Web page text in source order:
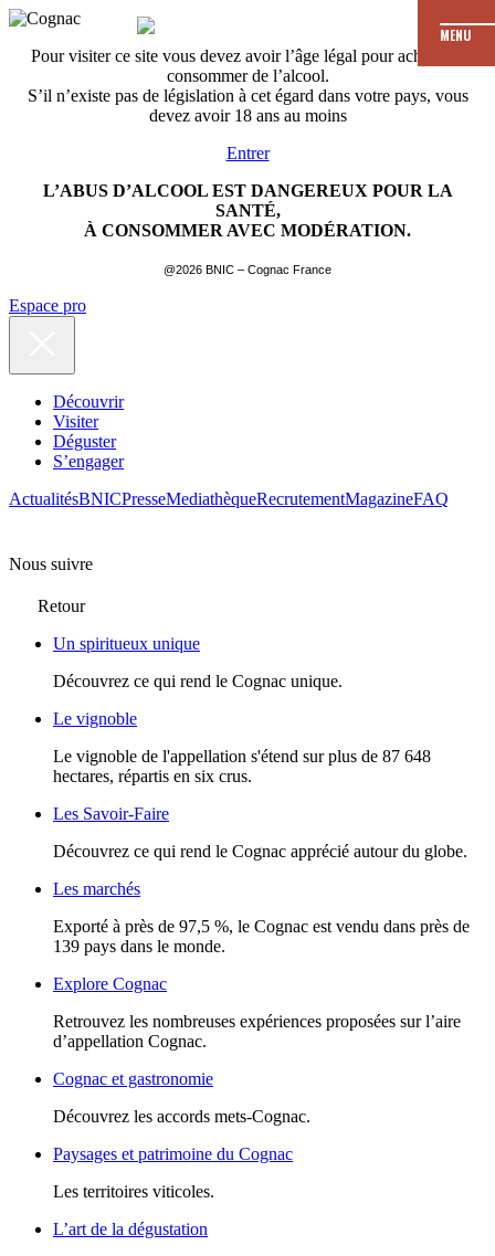
Pour visiter ce site vous devez avoir l’âge légal pour acheter et
consommer de l’alcool.
S’il n’existe pas de législation à cet égard dans votre pays, vous
devez avoir 18 ans au moins
Entrer
L’ABUS D’ALCOOL EST DANGEREUX POUR LA
SANTÉ,
À CONSOMMER AVEC MODÉRATION.
@2026 BNIC – Cognac France
MENU
Espace pro
Découvrir
Visiter
Déguster
S’engager
ActualitésBNICPresseMediathèqueRecrutementMagazineFAQ
Nous suivre
Retour
Un spiritueux unique
Découvrez ce qui rend le Cognac unique.
Le vignoble
Le vignoble de l'appellation s'étend sur plus de 87 648
hectares, répartis en six crus.
Les Savoir-Faire
Découvrez ce qui rend le Cognac apprécié autour du globe.
Les marchés
Exporté à près de 97,5 %, le Cognac est vendu dans près de
139 pays dans le monde.
Explore Cognac
Retrouvez les nombreuses expériences proposées sur l’aire
d’appellation Cognac.
Cognac et gastronomie
Découvrez les accords mets-Cognac.
Paysages et patrimoine du Cognac
Les territoires viticoles.
L’art de la dégustation